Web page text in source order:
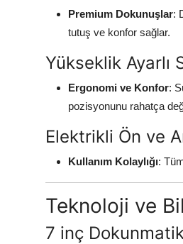
Premium Dokunuşlar:
tutuş ve konfor sağlar.
Yükseklik Ayarlı
Ergonomi ve Konfor:
pozisyonunu rahatça
Elektrikli Ön ve
Kullanım Kolaylığı:
Teknoloji ve
7 inç